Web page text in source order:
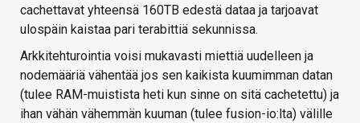
cachettavat yhteensä 160TB edestä dataa ja tarjoavat
ulospäin kaistaa pari terabittiä sekunnissa.
Arkkitehturointia voisi mukavasti miettiä uudelleen ja
nodemääriä vähentää jos sen kaikista kuumimman datan
(tulee RAM-muistista heti kun sinne on sitä cachetettu) ja
ihan vähän vähemmän kuuman (tulee fusion-io:lta) välille